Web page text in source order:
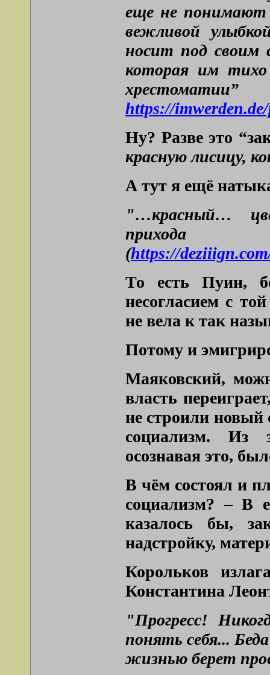
еще не понимают
вежливой
носит под своим
которая им тихо
https://
Ну? Разве это
красную лисицу,
А тут я ещё
"…красный…
(https://
То есть Пуин,
несогласием с
не вела к так
Потому и
Маяковский,
власть
не строили новый
социализм. Из
осознавая это,
В чём состоял и
социализм? – В
казалось бы,
надстройку,
Корольков
Константина
"Прогресс!
понять себя...
жизнью берет